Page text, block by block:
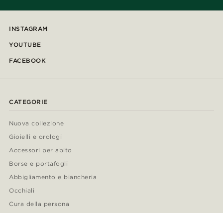
INSTAGRAM
YOUTUBE
FACEBOOK
CATEGORIE
Nuova collezione
Gioielli e orologi
Accessori per abito
Borse e portafogli
Abbigliamento e biancheria
Occhiali
Cura della persona